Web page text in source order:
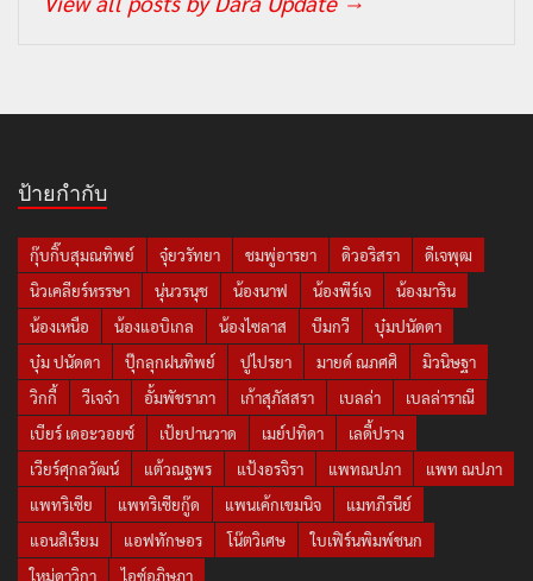
ป้ายกำกับ
กุ๊บกิ๊บสุมณทิพย์ จุ๋ยวรัทยา ชมพู่อารยา ดิวอริสรา
ดีเจพุฒ
นิวเคลียร์หรรษา
นุ่นวรนุช น้องนาฟ น้องพีร์เจ
น้องมาริน
น้องเหนือ
น้องแอบิเกล น้องไซลาส บีมกวี
บุ๋มปนัดดา
บุ๋ม ปนัดดา
ปุ๊กลุกฝนทิพย์ ปูไปรยา มายด์ ณภศศิ
มิวนิษฐา
วิกกี้
วีเจจ๋า อั้มพัชราภา เก้าสุภัสสรา เบลล่า
เบลล่าราณี
เบียร์ เดอะวอยซ์
เป้ยปานวาด เมย์ปทิดา
เลดี้ปราง
เวียร์ศุกลวัฒน์
แต้วณฐพร แป้งอรจิรา แพทณปภา
แพท ณปภา
แพทริเซีย
แพทริเซียกู๊ด แพนเค้กเขมนิจ
แมทภีรนีย์
แอนสิเรียม
แอฟทักษอร โน๊ตวิเศษ
ใบเฟิร์นพิมพ์ชนก
ใหม่ดาวิกา
ไอซ์อภิษฎา